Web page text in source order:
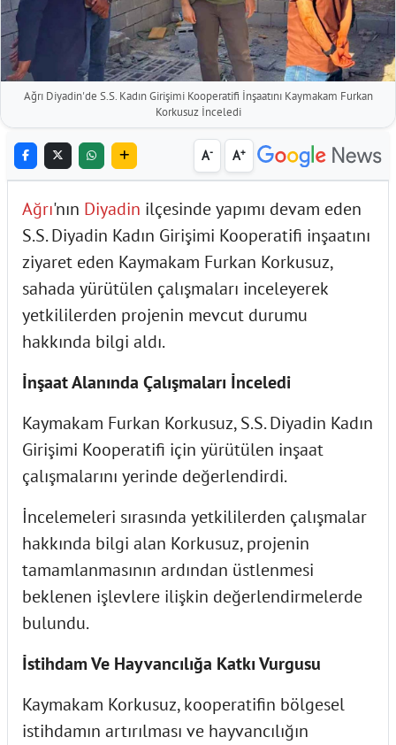
Ağrı Diyadin'de S.S. Kadın Girişimi Kooperatifi İnşaatını Kaymakam Furkan
Korkusuz İnceledi
A- A+
Ağrı'nın Diyadin ilçesinde yapımı devam eden
S.S. Diyadin Kadın Girişimi Kooperatifi inşaatını
ziyaret eden Kaymakam Furkan Korkusuz,
sahada yürütülen çalışmaları inceleyerek
yetkililerden projenin mevcut durumu
hakkında bilgi aldı.
İnşaat Alanında Çalışmaları İnceledi
Kaymakam Furkan Korkusuz, S.S. Diyadin Kadın
Girişimi Kooperatifi için yürütülen inşaat
çalışmalarını yerinde değerlendirdi.
İncelemeleri sırasında yetkililerden çalışmalar
hakkında bilgi alan Korkusuz, projenin
tamamlanmasının ardından üstlenmesi
beklenen işlevlere ilişkin değerlendirmelerde
bulundu.
İstihdam Ve Hayvancılığa Katkı Vurgusu
Kaymakam Korkusuz, kooperatifin bölgesel
istihdamın artırılması ve hayvancılığın